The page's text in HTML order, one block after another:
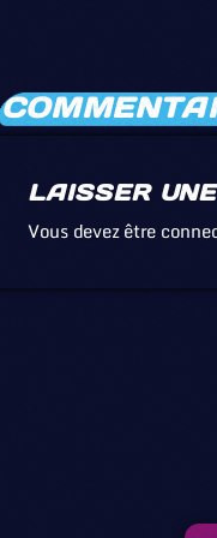
LAISSER
Vous devez être